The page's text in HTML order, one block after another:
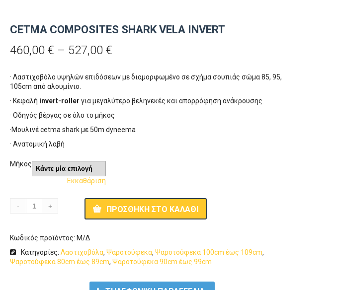
CETMA COMPOSITES SHARK VELA INVERT
460,00€ – 527,00€
460,00 €
through
527,00 €
· Λαστιχοβόλο υψηλών επιδόσεων με διαμορφωμένo σε σχήμα σουπιάς σώμα 85, 95,
105cm από αλουμίνιο.
· Κεφαλή invert-roller για μεγαλύτερο βεληνεκές και απορρόφηση ανάκρουσης.
· Οδηγός βέργας σε όλο το μήκος
·Μουλινέ cetma shark με 50m dyneema
· Ανατομική λαβή
Μήκος
Εκκαθάριση
ΠΡΟΣΘΉΚΗ ΣΤΟ ΚΑΛΆΘΙ
Κωδικός προϊόντος: Μ/Δ
Κατηγορίες:Λαστιχοβόλα,Ψαροτούφεκα,Ψαροτούφεκα 100cm έως 109cm,
Ψαροτούφεκα 80cm έως 89cm,Ψαροτούφεκα 90cm έως 99cm